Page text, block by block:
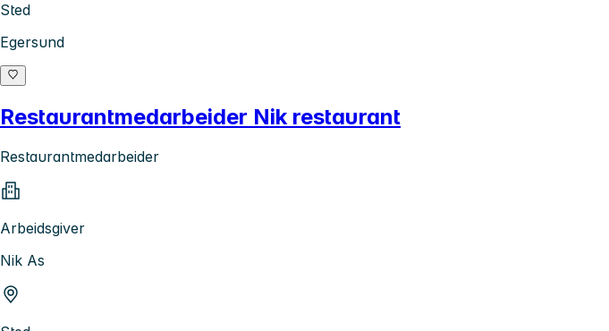
Sted
Egersund
Restaurantmedarbeider Nik restaurant
Restaurantmedarbeider
Arbeidsgiver
Nik As